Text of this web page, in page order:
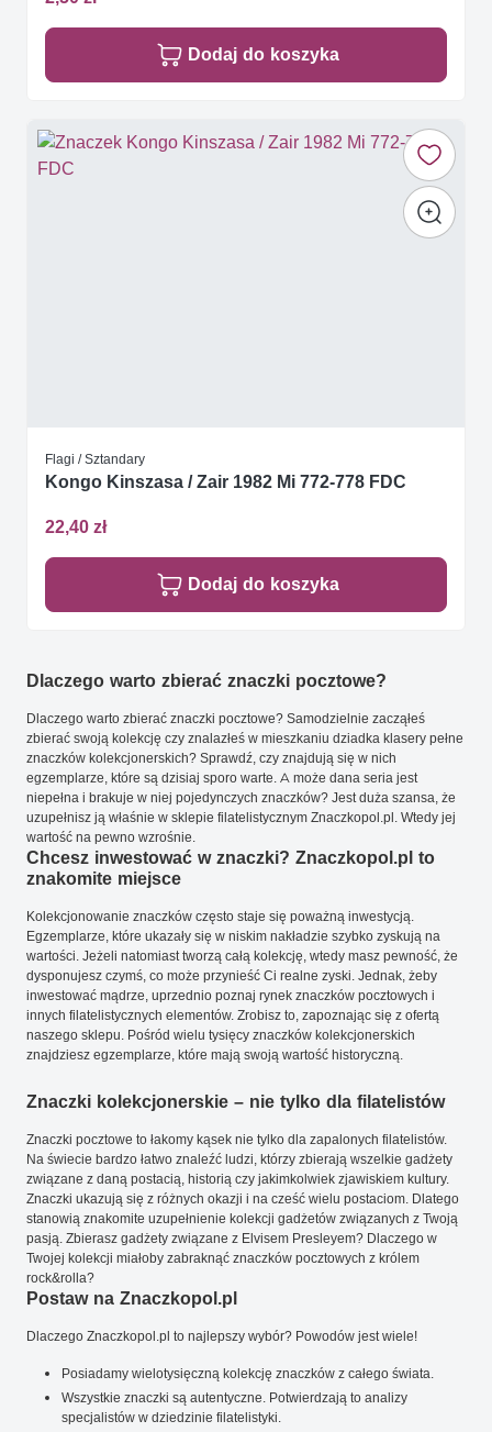
Dodaj do koszyka
Flagi / Sztandary
Kongo Kinszasa / Zair 1982 Mi 772-778 FDC
22,40 zł
Dodaj do koszyka
Dlaczego warto zbierać znaczki pocztowe?
Dlaczego warto zbierać znaczki pocztowe? Samodzielnie zacząłeś
zbierać swoją kolekcję czy znalazłeś w mieszkaniu dziadka klasery pełne
znaczków kolekcjonerskich? Sprawdź, czy znajdują się w nich
egzemplarze, które są dzisiaj sporo warte. A może dana seria jest
niepełna i brakuje w niej pojedynczych znaczków? Jest duża szansa, że
uzupełnisz ją właśnie w sklepie filatelistycznym Znaczkopol.pl. Wtedy jej
wartość na pewno wzrośnie.
Chcesz inwestować w znaczki? Znaczkopol.pl to
znakomite miejsce
Kolekcjonowanie znaczków często staje się poważną inwestycją.
Egzemplarze, które ukazały się w niskim nakładzie szybko zyskują na
wartości. Jeżeli natomiast tworzą całą kolekcję, wtedy masz pewność, że
dysponujesz czymś, co może przynieść Ci realne zyski. Jednak, żeby
inwestować mądrze, uprzednio poznaj rynek znaczków pocztowych i
innych filatelistycznych elementów. Zrobisz to, zapoznając się z ofertą
naszego sklepu. Pośród wielu tysięcy znaczków kolekcjonerskich
znajdziesz egzemplarze, które mają swoją wartość historyczną.
Znaczki kolekcjonerskie – nie tylko dla filatelistów
Znaczki pocztowe to łakomy kąsek nie tylko dla zapalonych filatelistów.
Na świecie bardzo łatwo znaleźć ludzi, którzy zbierają wszelkie gadżety
związane z daną postacią, historią czy jakimkolwiek zjawiskiem kultury.
Znaczki ukazują się z różnych okazji i na cześć wielu postaciom. Dlatego
stanowią znakomite uzupełnienie kolekcji gadżetów związanych z Twoją
pasją. Zbierasz gadżety związane z Elvisem Presleyem? Dlaczego w
Twojej kolekcji miałoby zabraknąć znaczków pocztowych z królem
rock&rolla?
Postaw na Znaczkopol.pl
Dlaczego Znaczkopol.pl to najlepszy wybór? Powodów jest wiele!
Posiadamy wielotysięczną kolekcję znaczków z całego świata.
Wszystkie znaczki są autentyczne. Potwierdzają to analizy
specjalistów w dziedzinie filatelistyki.